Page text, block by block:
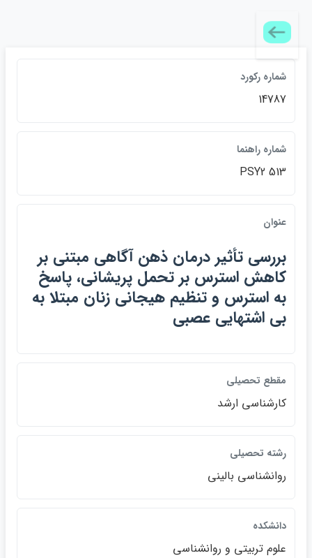
شماره ركورد
14787
شماره راهنما
PSY2 513
عنوان
بررسي تأثير درمان ذهن آگاهي مبتني بر
كاهش استرس بر تحمل پريشاني، پاسخ
به استرس و تنظيم هيجاني زنان مبتلا به
بي اشتهايي عصبي
مقطع تحصيلي
كارشناسي ارشد
رشته تحصيلي
روانشناسي باليني
دانشكده
علوم تربيتي و روانشناسي